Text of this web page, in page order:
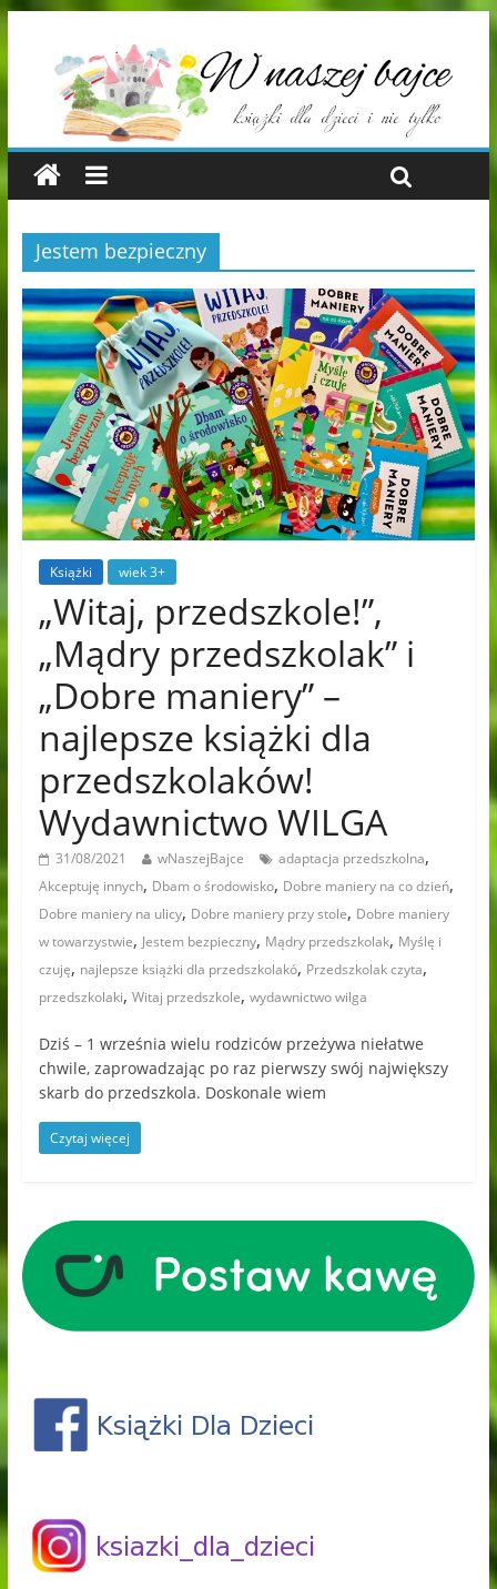
Jestem bezpieczny
Książki wiek 3+
„Witaj, przedszkole!”,
„Mądry przedszkolak” i
„Dobre maniery” –
najlepsze książki dla
przedszkolaków!
Wydawnictwo WILGA
31/08/2021 wNaszejBajce adaptacja przedszkolna,
Akceptuję innych, Dbam o środowisko, Dobre maniery na co dzień,
Dobre maniery na ulicy, Dobre maniery przy stole, Dobre maniery
w towarzystwie, Jestem bezpieczny, Mądry przedszkolak, Myślę i
czuję, najlepsze książki dla przedszkolakó, Przedszkolak czyta,
przedszkolaki, Witaj przedszkole, wydawnictwo wilga
Dziś – 1 września wielu rodziców przeżywa niełatwe
chwile, zaprowadzając po raz pierwszy swój największy
skarb do przedszkola. Doskonale wiem
Czytaj więcej